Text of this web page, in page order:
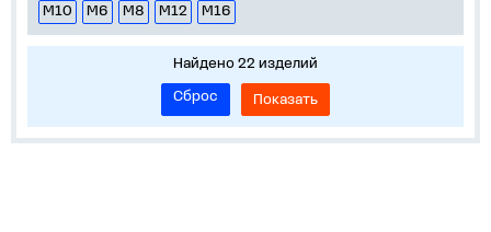
М10 М6 М8 М12 М16
Найдено 22 изделий
Сброс
Показать